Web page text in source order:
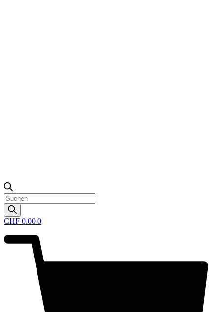
Products
search
CHF 0.00 0